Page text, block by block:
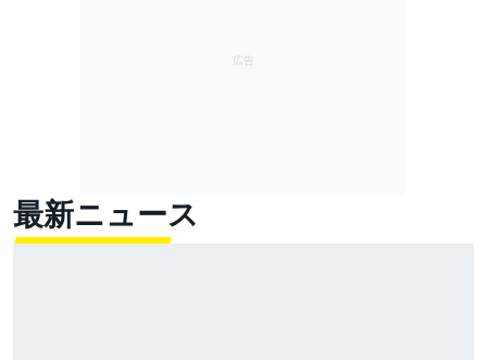
最新ニュース